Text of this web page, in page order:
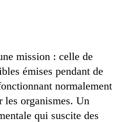
mission : celle de
émises pendant de
normalement
les organismes. Un
qui suscite des